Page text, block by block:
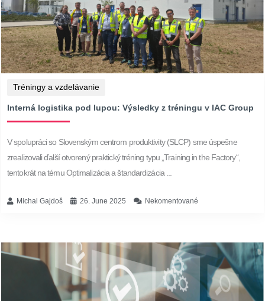
Tréningy a vzdelávanie
Interná logistika pod lupou: Výsledky z tréningu v IAC Group
V spolupráci so Slovenským centrom produktivity (SLCP) sme úspešne
zrealizovali ďalší otvorený praktický tréning typu „Training in the Factory“,
tentokrát na tému Optimalizácia a štandardizácia ...
Michal Gajdoš 26. June 2025 Nekomentované